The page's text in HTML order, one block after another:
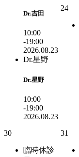
Dr.吉田
10:00
-19:00
2026.08.23
Dr.星野
Dr.星野
10:00
-19:00
2026.08.23
24
30
臨時休診
31